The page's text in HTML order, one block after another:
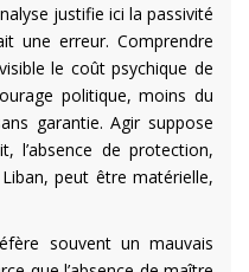
justifie ici la passivité
une erreur. Comprendre
le coût psychique de
politique, moins du
garantie. Agir suppose
l’absence de protection,
peut être matérielle,
souvent un mauvais